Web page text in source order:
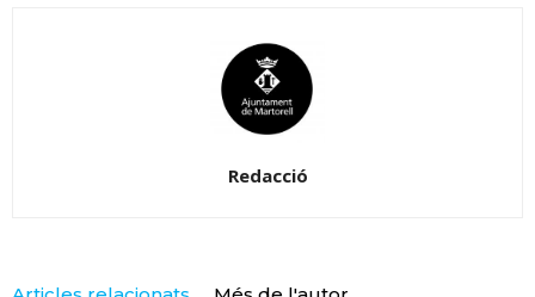
Redacció